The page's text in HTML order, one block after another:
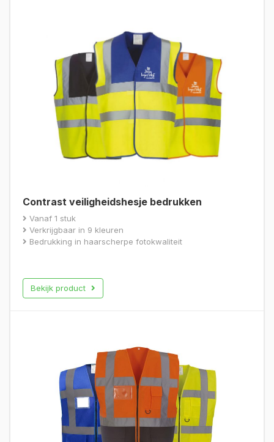
Contrast veiligheidshesje bedrukken
Vanaf 1 stuk
Verkrijgbaar in 9 kleuren
Bedrukking in haarscherpe fotokwaliteit
Bekijk product